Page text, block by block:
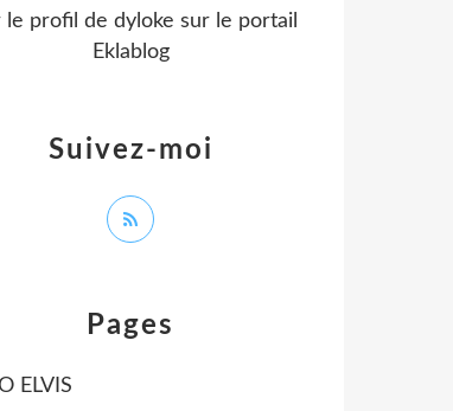
Pages
ELVIS
Suivez-moi
le profil de dyloke sur le portail
Eklablog